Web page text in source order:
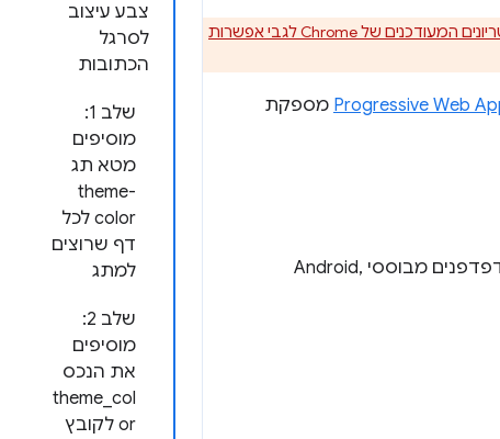
צבע עיצוב
לסרגל
הכתובות
שלב 1:
מוסיפים
מטא תג
theme-
color לכל
דף שרוצים
למתג
שלב 2:
מוסיפים
את הנכס
theme_col
or לקובץ
קריטריונים המעודכנים של Chrome לגבי אפשרות
Progressive Web מספקת
החל מדצמבר 2022, הוספת נושאים בסרגל הכתובות של הדפדפן נתמכת ב- דפדפנים מבוססי Android,